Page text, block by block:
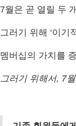
7월은 곧 열릴 두
그러기 위해 ‘이기
멤버십의 가치를
그러기 위해서, 7